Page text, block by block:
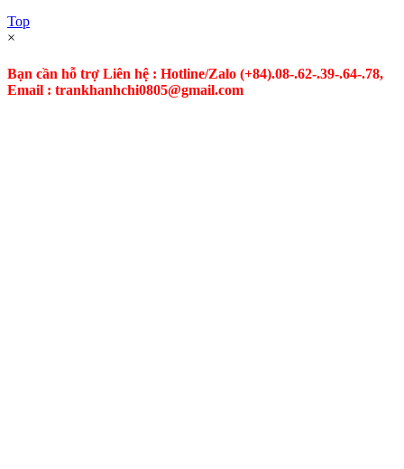
Top
×
Bạn cần hỗ trợ Liên hệ : Hotline/Zalo (+84).08-.62-.39-.64-.78,
Email : trankhanhchi0805@gmail.com